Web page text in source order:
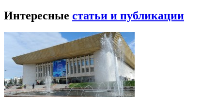
Интересные статьи и публикации